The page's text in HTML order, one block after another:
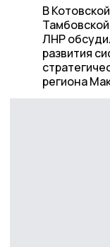
В
ЛНР
развития
региона